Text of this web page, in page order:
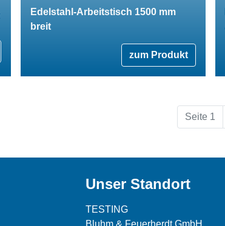
Edelstahl-Arbeitstisch 1500 mm
breit
zum Produkt
Seite 1
Unser Standort
TESTING
Bluhm & Feuerherdt GmbH